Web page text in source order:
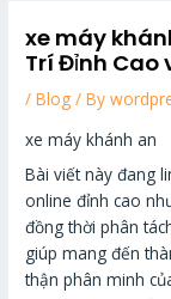
xe máy
Trí Đỉnh Cao
/Blog / By
xe máy khánh an
Bài viết này đang
online đỉnh cao
đồng thời phân
giúp mang đến
thận phân minh